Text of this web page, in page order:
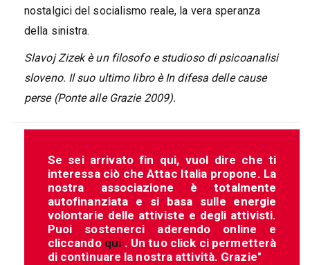
nostalgici del socialismo reale, la vera speranza
della sinistra.
Slavoj Zizek è un filosofo e studioso di psicoanalisi
sloveno. Il suo ultimo libro è In difesa delle cause
perse (Ponte alle Grazie 2009).
Se sei arrivato fin qui, vuol dire che ti
interessa ciò che Attac Italia propone. La
nostra associazione è totalmente
autofinanziata e si basa sulle energie
volontarie delle attiviste e degli attivisti.
Puoi sostenerci aderendo online e
cliccando qui . Un tuo click ci permetterà
di continuare la nostra attività. Grazie"